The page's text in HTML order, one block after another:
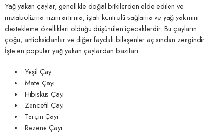
Yağ yakan çaylar, genellikle doğal bitkilerden elde edilen ve
metabolizma hızını artırma, iştah kontrolü sağlama ve yağ yakımını
destekleme özellikleri olduğu düşünülen içeceklerdir. Bu çayların
çoğu, antioksidanlar ve diğer faydalı bileşenler açısından zengindir.
İşte en popüler yağ yakan çaylardan bazıları:
Yeşil Çay
Mate Çayı
Hibiskus Çayı
Zencefil Çayı
Tarçın Çayı
Rezene Çayı